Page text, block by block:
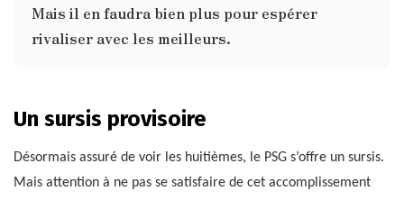
Mais il en faudra bien plus pour espérer
rivaliser avec les meilleurs.
Un sursis provisoire
Désormais assuré de voir les huitièmes, le PSG s’offre un sursis.
Mais attention à ne pas se satisfaire de cet accomplissement